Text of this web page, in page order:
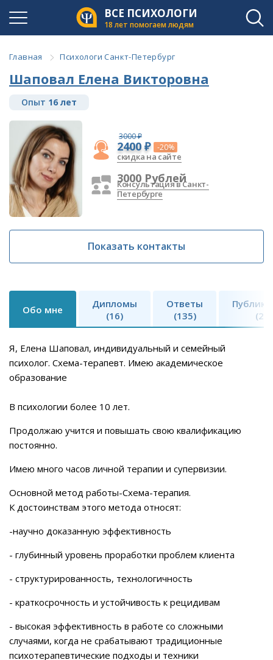
ВСЕ ПСИХОЛОГИ
18 лет помогаем людям
Главная Психологи Санкт-Петербург
Шаповал Елена Викторовна
Опыт 16 лет
3000 ₽
2400 ₽ -20%
скидка на сайте
3000 Рублей
Консультация в Санкт-
Петербурге
Показать контакты
Обо мне
Дипломы
(16)
Ответы
(135)
(2)
Я, Елена Шаповал, индивидуальный и семейный
психолог. Схема-терапевт. Имею академическое
образование
В психологии более 10 лет.
Продолжаю учится и повышать свою квалификацию
постоянно.
Имею много часов личной терапии и супервизии.
Основной метод работы-Схема-терапия.
К достоинствам этого метода относят:
-научно доказанную эффективность
- глубинный уровень проработки проблем клиента
- структурированность, технологичность
- краткосрочность и устойчивость к рецидивам
- высокая эффективность в работе со сложными
случаями, когда не срабатывают традиционные
психотерапевтические подходы и техники